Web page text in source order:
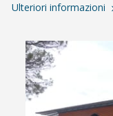
Ulteriori informazioni